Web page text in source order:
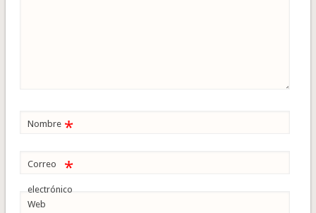
Nombre *
Correo
electrónico
*
Web